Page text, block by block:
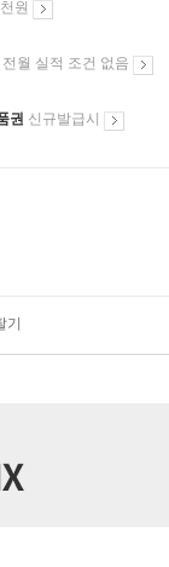
원
전월 실적 조건 없음
권 신규발급시